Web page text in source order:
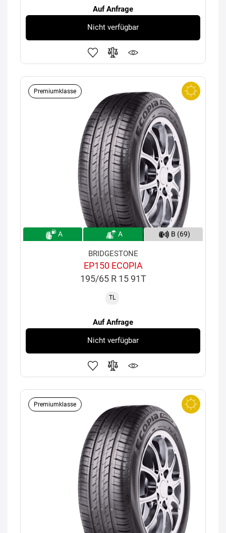
Auf Anfrage
Nicht verfügbar
Premiumklasse
A A B (69)
BRIDGESTONE
EP150 ECOPIA
195/65 R 15 91T
TL
Auf Anfrage
Nicht verfügbar
Premiumklasse